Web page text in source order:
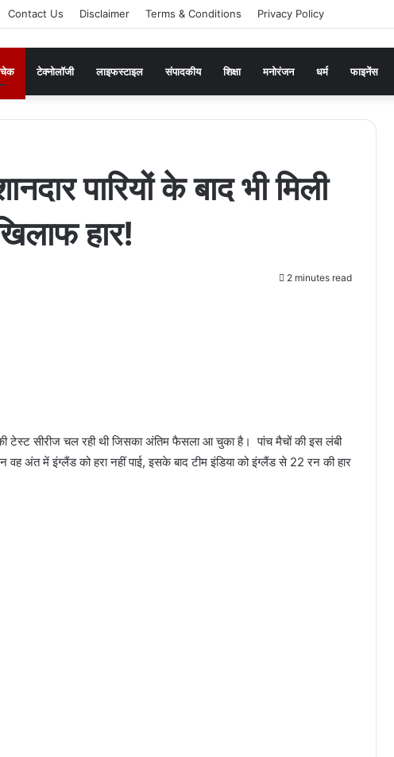
Contact Us Disclaimer Terms & Conditions Privacy Policy
टेक्नोलॉजी लाइफस्टाइल संपादकीय शिक्षा मनोरंजन धर्म फाइनेंस
पारियों के बाद भी मिली
हार!
2 minutes read
टेस्ट सीरीज चल रही थी जिसका अंतिम फैसला आ चुका है। ‌ पांच मैचों की इस लंबी
वह अंत में इंग्लैंड को हरा नहीं पाई, इसके बाद टीम इंडिया को इंग्लैंड से 22 रन की हार